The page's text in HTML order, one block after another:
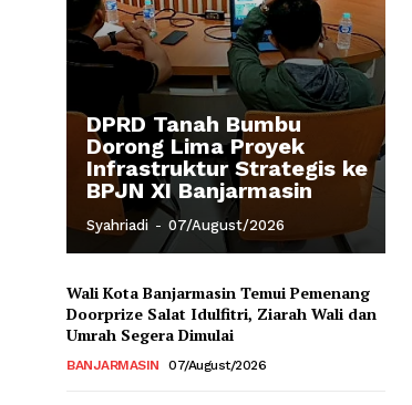
DPRD Tanah Bumbu
Dorong Lima Proyek
Infrastruktur Strategis ke
BPJN XI Banjarmasin
Syahriadi - 07/August/2026
Wali Kota Banjarmasin Temui Pemenang
Doorprize Salat Idulfitri, Ziarah Wali dan
Umrah Segera Dimulai
BANJARMASIN 07/August/2026